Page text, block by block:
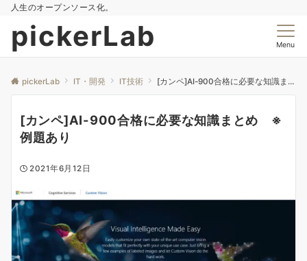
人生のオープンソース化。
pickerLab Menu
pickerLab IT・開発 IT技術 [カンペ]AI-900合格に必要な知識まとめ ※例題あり
[カンペ]AI-900合格に必要な知識まとめ ※
例題あり
2021年6月12日